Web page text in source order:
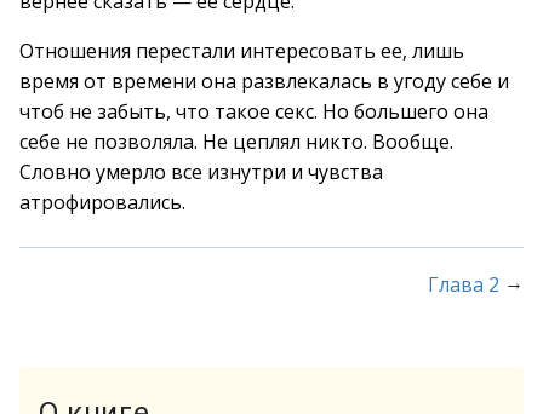
Отношения перестали интересовать ее, лишь
время от времени она развлекалась в угоду себе и
чтоб не забыть, что такое секс. Но большего она
себе не позволяла. Не цеплял никто. Вообще.
Словно умерло все изнутри и чувства
атрофировались.
Глава 2 →